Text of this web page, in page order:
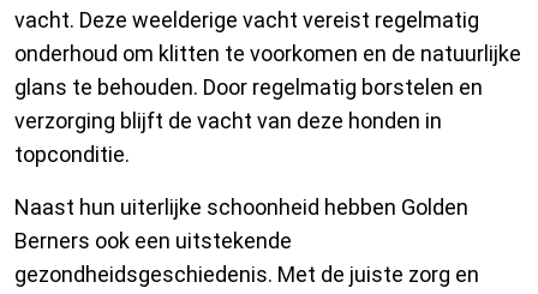
vacht. Deze weelderige vacht vereist regelmatig
onderhoud om klitten te voorkomen en de natuurlijke
glans te behouden. Door regelmatig borstelen en
verzorging blijft de vacht van deze honden in
topconditie.
Naast hun uiterlijke schoonheid hebben Golden
Berners ook een uitstekende
gezondheidsgeschiedenis. Met de juiste zorg en